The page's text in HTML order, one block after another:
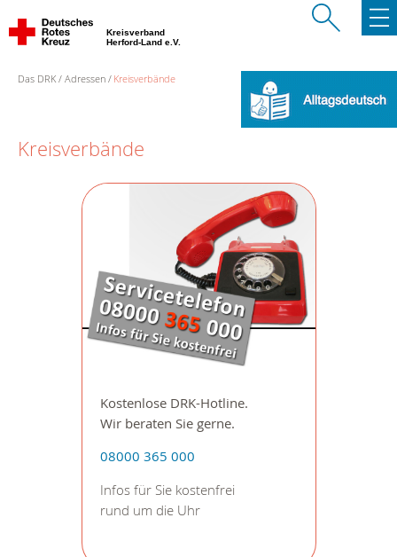
Kreisverband
Herford-Land e.V.
Das DRK Adressen Kreisverbände
Kreisverbände
Kostenlose DRK-Hotline.
Wir beraten Sie gerne.
08000 365 000
Infos für Sie kostenfrei
rund um die Uhr